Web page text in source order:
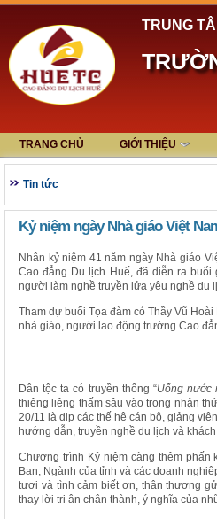
TRUNG
TRANG CHỦ GIỚI THIỆU
Tin tức
Kỷ niệm ngày Nhà giáo Việt
Nhân kỷ niệm 41 năm ngày Nhà giáo
Cao đẳng Du lịch Huế, đã diễn ra
người làm nghề truyền lửa yêu nghề du
Tham dự buổi Tọa đàm có Thầy Vũ
nhà giáo, người lao động trường Cao
Dân tộc ta có truyền thống “Uống nước
thiêng liêng thấm sâu vào trong nhận
20/11 là dịp các thế hệ cán bộ, giảng
hướng dẫn, truyền nghề du lịch và
Chương trình Kỷ niệm càng thêm
Ban, Ngành của tỉnh và các doanh
tươi và tình cảm biết ơn, thân thương
thay lời tri ân chân thành, ý nghĩa của